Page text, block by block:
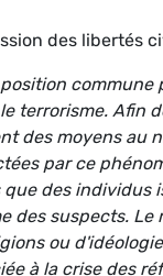
des libertés
terrorisme. Afin
des moyens au
par ce
des individus
des suspects.
ou
à la crise des